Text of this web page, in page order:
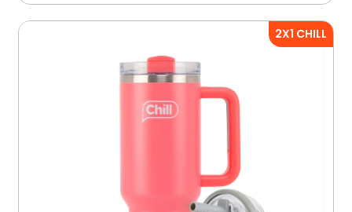
2X1 CHILL